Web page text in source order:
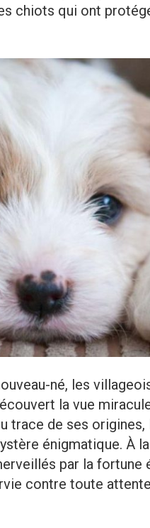
chiots qui ont
né, les
la vue
trace de ses
énigmatique. À la
par la fortune
contre toute